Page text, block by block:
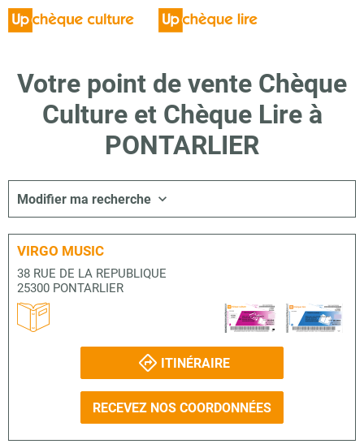
Votre point de vente Chèque
Culture et Chèque Lire à
PONTARLIER
Modifier ma recherche
VIRGO MUSIC
38 RUE DE LA REPUBLIQUE
25300 PONTARLIER
ITINÉRAIRE
RECEVEZ NOS COORDONNÉES